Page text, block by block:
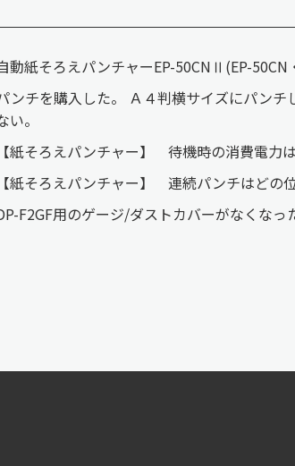
動紙そろえパンチャーEP-50CNⅡ(EP-
ンチを購入した。 Ａ４判横サイズにパン
い。
【紙そろえパンチャー】 待機時の消費電力
【紙そろえパンチャー】 連続パンチはどの
F2GF用のゲージ/ダストカバーがなくなっ